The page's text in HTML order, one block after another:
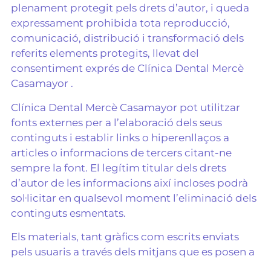
plenament protegit pels drets d’autor, i queda
expressament prohibida tota reproducció,
comunicació, distribució i transformació dels
referits elements protegits, llevat del
consentiment exprés de Clínica Dental Mercè
Casamayor .
Clínica Dental Mercè Casamayor pot utilitzar
fonts externes per a l’elaboració dels seus
continguts i establir links o hiperenllaços a
articles o informacions de tercers citant-ne
sempre la font. El legítim titular dels drets
d’autor de les informacions així incloses podrà
sol·licitar en qualsevol moment l’eliminació dels
continguts esmentats.
Els materials, tant gràfics com escrits enviats
pels usuaris a través dels mitjans que es posen a